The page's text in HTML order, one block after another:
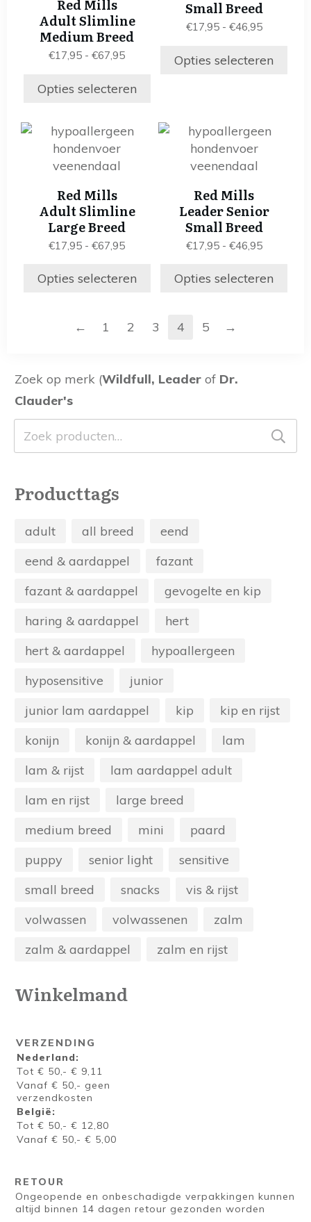
Red Mills
Adult Slimline
Medium Breed
€17,95 - €67,95Prijsklasse:
tot
Opties selecteren
optie
kan
gekozen
op
productpagina
Small Breed
€17,95 - €46,95
tot
Opties selecteren
optie
kan
worden
Red Mills
Adult Slimline
Large Breed
€17,95 - €67,95Prijsklasse:
tot
Opties selecteren
Dit
product
heeft
variaties.
Deze
optie
kan
worden
Red Mills
Leader Senior
Small Breed
€17,95 - €46,95
tot
Opties selecteren
Dit
product
heeft
variaties.
Deze
optie
kan
worden
← 1 2 3 4 5 →
Zoek op merk (Wildfull, Leader of Dr.
Clauder's
Zoeken
naar:
Producttags
adult all breed
eend
eend & aardappel
fazant
fazant & aardappel
gevogelte en kip
haring & aardappel
hert
hert & aardappel
hypoallergeen
hyposensitive
junior
junior lam aardappel
kip
kip en rijst
konijn
konijn & aardappel
lam
lam & rijst
lam aardappel adult
lam en rijst
large breed
medium breed
mini
paard
puppy
senior light
sensitive
small breed
snacks
vis & rijst
volwassen
volwassenen
zalm
zalm & aardappel
zalm en rijst
Winkelmand
VERZENDING
Nederland:
Tot € 50,- € 9,11
Vanaf € 50,- geen
verzendkosten
België:
Tot € 50,- € 12,80
Vanaf € 50,- € 5,00
RETOUR
Ongeopende en onbeschadigde verpakkingen kunnen
altijd binnen 14 dagen retour gezonden worden